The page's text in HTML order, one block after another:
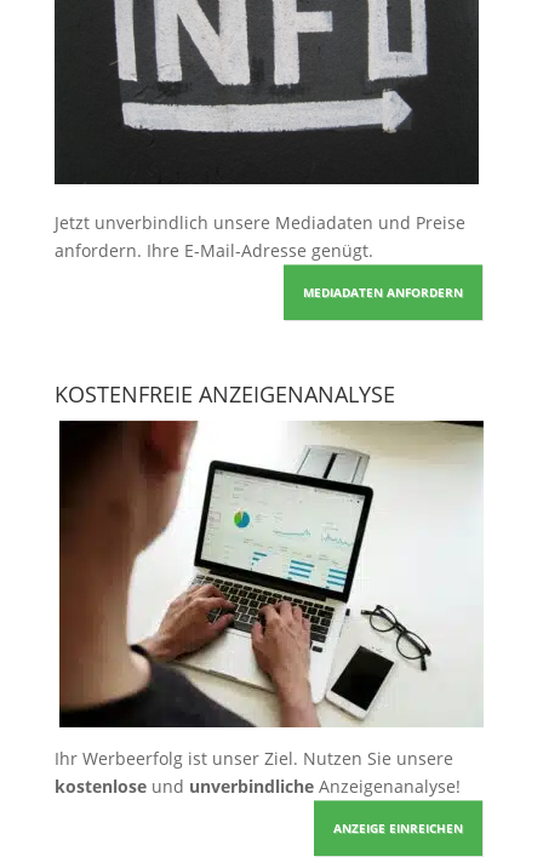
Jetzt unverbindlich unsere Mediadaten und Preise
anfordern. Ihre E-Mail-Adresse genügt.
MEDIADATEN ANFORDERN
KOSTENFREIE ANZEIGENANALYSE
Ihr Werbeerfolg ist unser Ziel. Nutzen Sie unsere
kostenloseund unverbindlicheAnzeigenanalyse!
ANZEIGE EINREICHEN